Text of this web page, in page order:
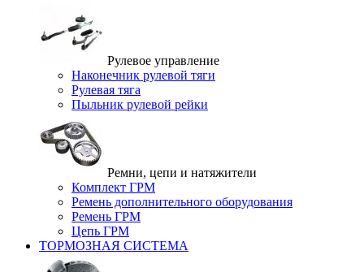
Рулевое управление
Наконечник рулевой тяги
Рулевая тяга
Пыльник рулевой рейки
Ремни, цепи и натяжители
Комплект ГРМ
Ремень дополнительного оборудования
Ремень ГРМ
Цепь ГРМ
ТОРМОЗНАЯ СИСТЕМА